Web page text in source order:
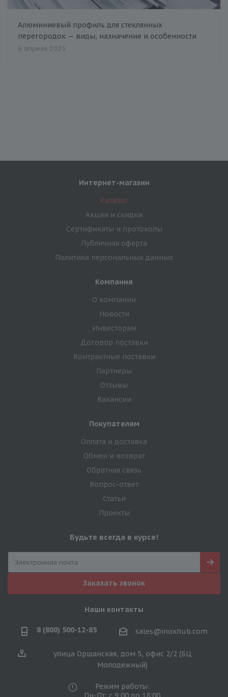
Алюминиевый профиль для стеклянных
перегородок — виды, назначение и особенности
6 апреля 2025
Интернет-магазин
Каталог
Акции и скидки
Сертификаты и протоколы
Публичная оферта
Политика персональных данных
Компания
О компании
Новости
Инвесторам
Договор поставки
Контрактные поставки
Партнеры
Отзывы
Вакансии
Покупателям
Оплата и доставка
Обмен и возврат
Обратная связь
Вопрос-ответ
Статьи
Проекты
Будьте всегда в курсе!
Заказать звонок
Наши контакты
8 (800) 500-12-85 sales@inoxhub.com
улица Оршанская, дом 5, офис 2/2 (БЦ
Молодежный)
Режим работы: